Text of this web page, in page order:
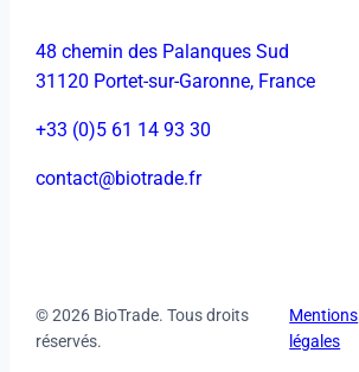
48 chemin des Palanques Sud
31120 Portet-sur-Garonne, France
+33 (0)5 61 14 93 30
contact@biotrade.fr
© 2026 BioTrade. Tous droits
réservés.
Mentions
légales